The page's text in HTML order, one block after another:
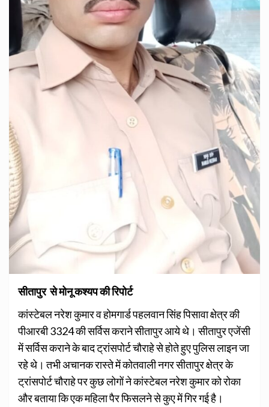
सीतापुर से मोनू कश्यप की रिपोर्ट
कांस्टेबल नरेश कुमार व होमगार्ड पहलवान सिंह पिसावा क्षेत्र की
पीआरबी 3324 की सर्विस कराने सीतापुर आये थे। सीतापुर एजेंसी
में सर्विस कराने के बाद ट्रांसपोर्ट चौराहे से होते हुए पुलिस लाइन जा
रहे थे। तभी अचानक रास्ते में कोतवाली नगर सीतापुर क्षेत्र के
ट्रांसपोर्ट चौराहे पर कुछ लोगों ने कांस्टेबल नरेश कुमार को रोका
और बताया कि एक महिला पैर फिसलने से कुए में गिर गई है।